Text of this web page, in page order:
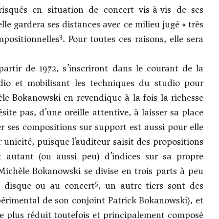
en situation de concert vis-à-vis de ses
gardera ses distances avec ce milieu jugé « très
3. Pour toutes ces raisons, elle sera
de 1972, s’inscriront dans le courant de la
et mobilisant les techniques du studio pour
Bokanowski en revendique à la fois la richesse
pas, d’une oreille attentive, à laisser sa place
compositions sur support est aussi pour elle
puisque l’auditeur saisit des propositions
(ou aussi peu) d’indices sur sa propre
Bokanowski se divise en trois parts à peu
disque ou au concert5, un autre tiers sont des
de son conjoint Patrick Bokanowski), et
plus réduit toutefois et principalement composé